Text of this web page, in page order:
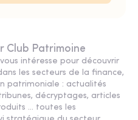
Club Patrimoine
intéresse pour découvrir
les secteurs de la finance,
patrimoniale : actualités
décryptages, articles
... toutes les